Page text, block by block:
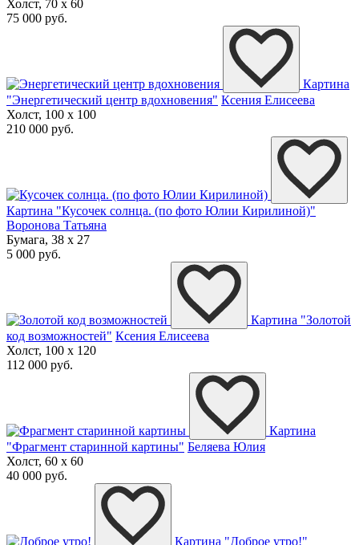
Холст, 70 x 60
75 000 руб.
Картина
"Энергетический центр вдохновения" Ксения Елисеева
Холст, 100 x 100
210 000 руб.
Картина "Кусочек солнца. (по фото Юлии Кирилиной)"
Воронова Татьяна
Бумага, 38 x 27
5 000 руб.
Картина "Золотой
код возможностей" Ксения Елисеева
Холст, 100 x 120
112 000 руб.
Картина
"Фрагмент старинной картины" Беляева Юлия
Холст, 60 x 60
40 000 руб.
Картина "Доброе утро!"